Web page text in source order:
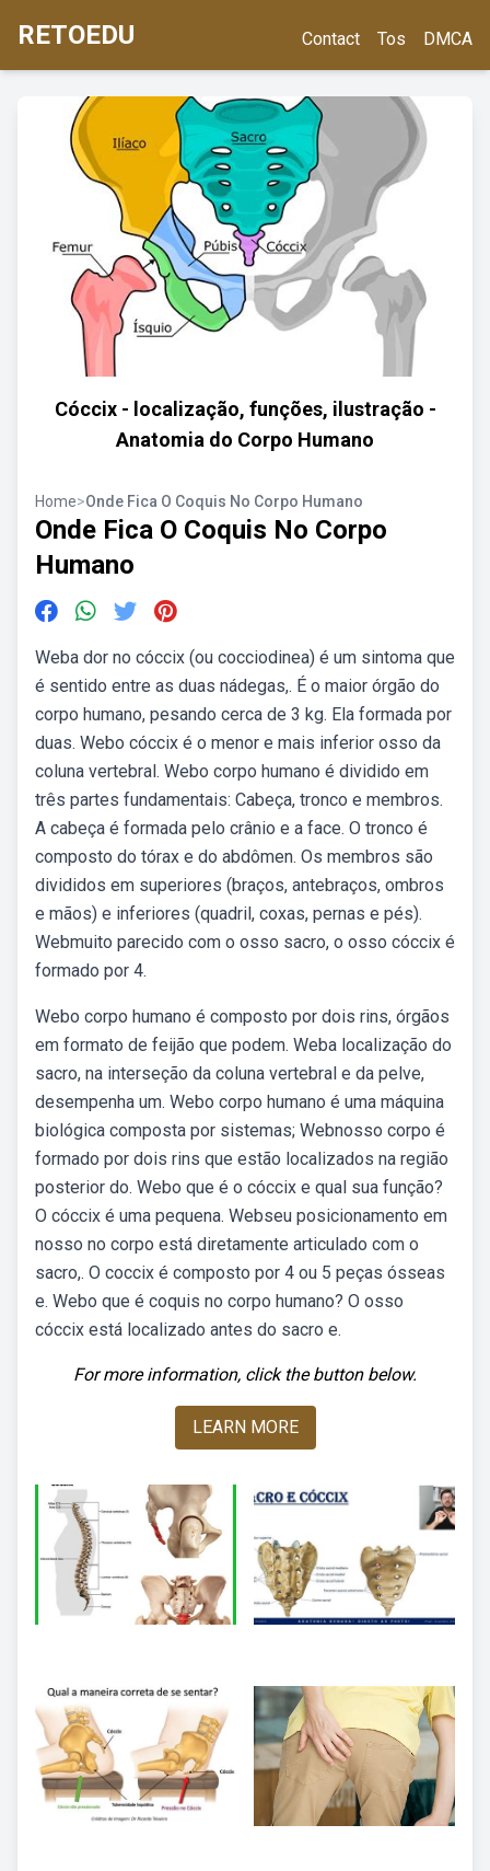
RETOEDU Contact Tos DMCA
Cóccix - localização, funções, ilustração -
Anatomia do Corpo Humano
Home>Onde Fica O Coquis No Corpo Humano
Onde Fica O Coquis No Corpo
Humano
Weba dor no cóccix (ou cocciodinea) é um sintoma que
é sentido entre as duas nádegas,. É o maior órgão do
corpo humano, pesando cerca de 3 kg. Ela formada por
duas. Webo cóccix é o menor e mais inferior osso da
coluna vertebral. Webo corpo humano é dividido em
três partes fundamentais: Cabeça, tronco e membros.
A cabeça é formada pelo crânio e a face. O tronco é
composto do tórax e do abdômen. Os membros são
divididos em superiores (braços, antebraços, ombros
e mãos) e inferiores (quadril, coxas, pernas e pés).
Webmuito parecido com o osso sacro, o osso cóccix é
formado por 4.
Webo corpo humano é composto por dois rins, órgãos
em formato de feijão que podem. Weba localização do
sacro, na interseção da coluna vertebral e da pelve,
desempenha um. Webo corpo humano é uma máquina
biológica composta por sistemas; Webnosso corpo é
formado por dois rins que estão localizados na região
posterior do. Webo que é o cóccix e qual sua função?
O cóccix é uma pequena. Webseu posicionamento em
nosso no corpo está diretamente articulado com o
sacro,. O coccix é composto por 4 ou 5 peças ósseas
e. Webo que é coquis no corpo humano? O osso
cóccix está localizado antes do sacro e.
For more information, click the button below.
LEARN MORE